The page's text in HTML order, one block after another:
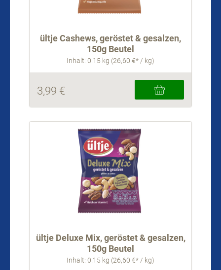
ültje Cashews, geröstet & gesalzen,
150g Beutel
Inhalt: 0.15 kg (26,60 €* / kg)
3,99 €
ültje Deluxe Mix, geröstet & gesalzen,
150g Beutel
Inhalt: 0.15 kg (26,60 €* / kg)